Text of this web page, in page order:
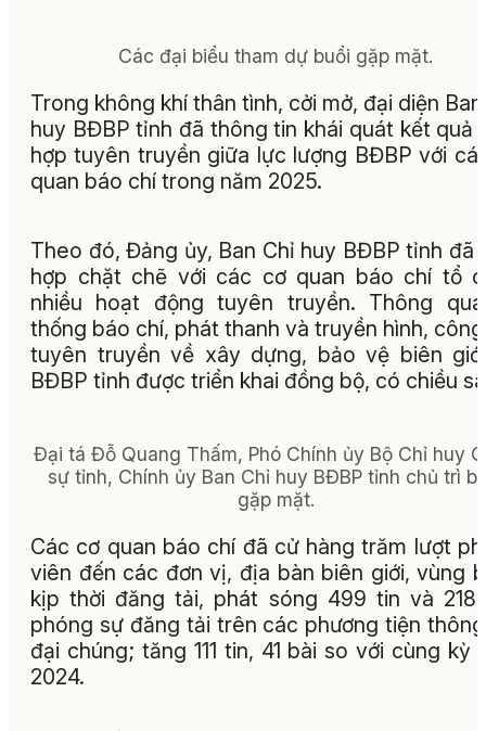
Các đại biểu tham dự buổi gặp mặt.
Trong không khí thân tình, cởi mở, đại diện
huy BĐBP tỉnh đã thông tin khái quát kết quả
hợp tuyên truyền giữa lực lượng BĐBP với
quan báo chí trong năm 2025.
Theo đó, Đảng ủy, Ban Chỉ huy BĐBP tỉnh đã
hợp chặt chẽ với các cơ quan báo chí tổ
nhiều hoạt động tuyên truyền. Thông
thống báo chí, phát thanh và truyền hình,
tuyên truyền về xây dựng, bảo vệ biên
BĐBP tỉnh được triển khai đồng bộ, có chiều
Đại tá Đỗ Quang Thấm, Phó Chính ủy Bộ Chỉ huy
sự tỉnh, Chính ủy Ban Chỉ huy BĐBP tỉnh chủ trì
gặp mặt.
Các cơ quan báo chí đã cử hàng trăm lượt
viên đến các đơn vị, địa bàn biên giới, vùng
kịp thời đăng tải, phát sóng 499 tin và 218
phóng sự đăng tải trên các phương tiện
đại chúng; tăng 111 tin, 41 bài so với cùng kỳ
2024.